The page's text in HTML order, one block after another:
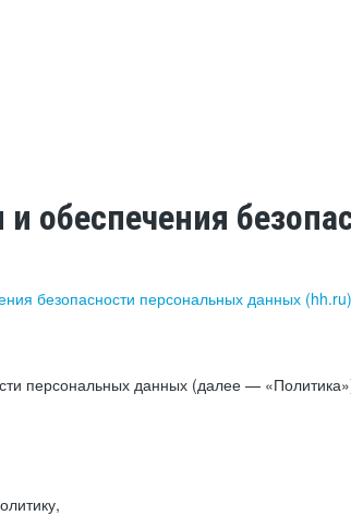
и обеспечения
безопасности персональных данных (hh.ru)
персональных данных (далее —